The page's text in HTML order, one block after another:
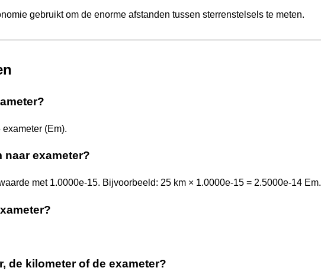
gebruikt om de enorme afstanden tussen sterrenstelsels te meten.
(Em).
naar exameter?
met 1.0000e-15. Bijvoorbeeld: 25 km × 1.0000e-15 = 2.5000e-14 Em.
de kilometer of de exameter?